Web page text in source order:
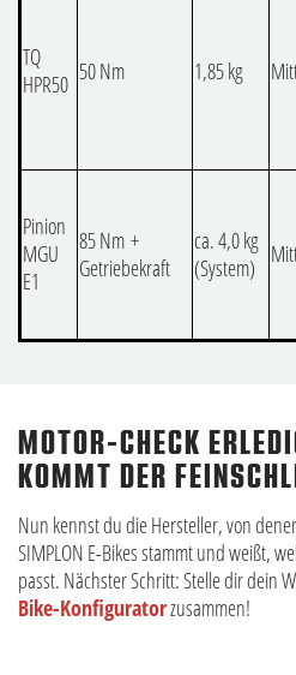
TQ
HPR50 50 Nm 1,85 kg
Pinion
MGU
E1
85 Nm +
Getriebekraft
ca. 4,0 kg
(System)
MOTOR-CHECK
KOMMT DER
Nun kennst du die Hersteller, von
SIMPLON E-Bikes stammt und weißt,
passt. Nächster Schritt: Stelle dir dein
Bike-Konfiguratorzusammen!